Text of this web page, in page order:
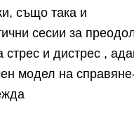
също така и
сесии за
стрес и дистрес ,
модел на